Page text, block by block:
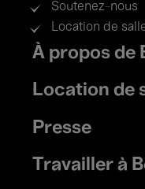
Soutenez-nous
Location de
Footer
menu
À propos de
Location de
Presse
Travailler à